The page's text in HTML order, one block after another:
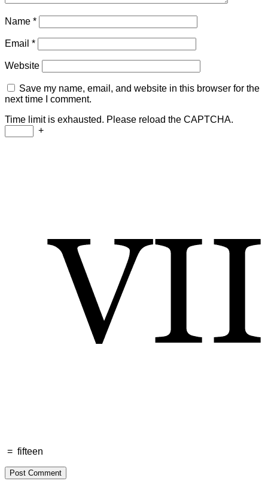
Name *
Email *
Website
Save my name, email, and website in this browser for the
next time I comment.
Time limit is exhausted. Please reload the CAPTCHA.
+
= fifteen